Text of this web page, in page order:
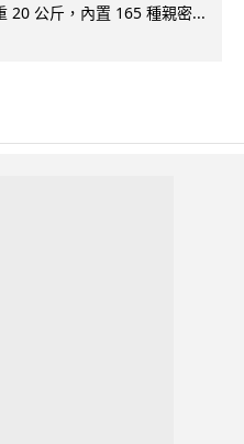
20 公斤，內置 165 種親密...